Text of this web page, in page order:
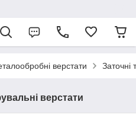
верстати Заточні
верстати